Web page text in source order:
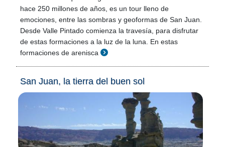
hace 250 millones de años, es un tour lleno de
emociones, entre las sombras y geoformas de San Juan.
Desde Valle Pintado comienza la travesía, para disfrutar
de estas formaciones a la luz de la luna. En estas
formaciones de arenisca
San Juan, la tierra del buen sol